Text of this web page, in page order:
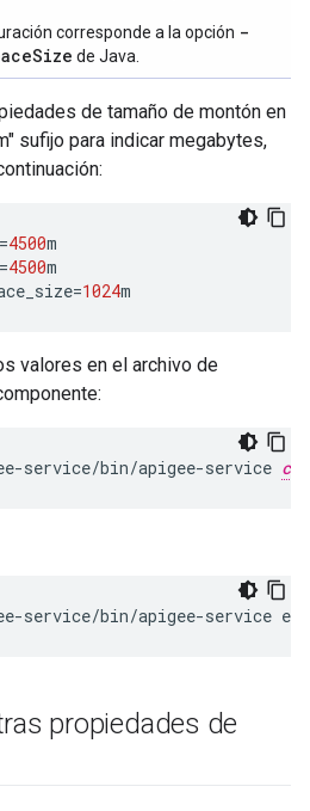
corresponde a la opción -
de Java.
de tamaño de montón en
sufijo para indicar megabytes,
=4500m
=4500m
=1024m
valores en el archivo de
service/bin/apigee-service
service/bin/apigee-service
propiedades de